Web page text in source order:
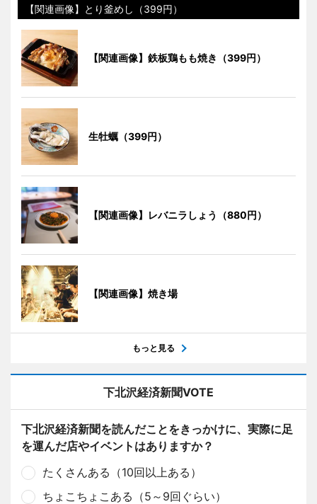
【関連画像】とり釜めし（399円）
【関連画像】鉄板鶏もも焼き（399円）
生牡蠣（399円）
【関連画像】レバニラしょう（880円）
【関連画像】焼き場
もっと見る
下北沢経済新聞VOTE
下北沢経済新聞を読んだことをきっかけに、実際に足
を運んだ店やイベントはありますか？
たくさんある（10回以上ある）
ちょこちょこある（5～9回ぐらい）